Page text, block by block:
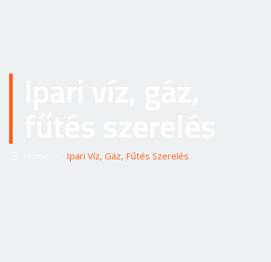
Ipari Víz, Gáz, Fűtés Szerelés